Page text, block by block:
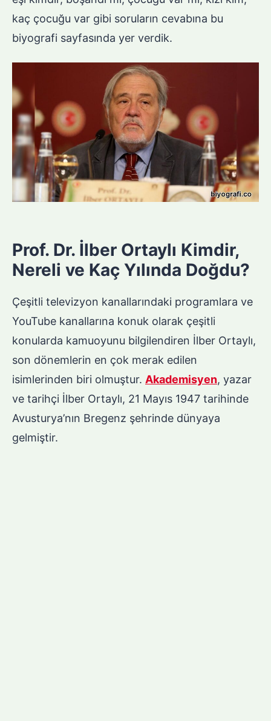
kaç çocuğu var gibi soruların cevabına bu
biyografi sayfasında yer verdik.
Prof. Dr. İlber Ortaylı Kimdir,
Nereli ve Kaç Yılında Doğdu?
Çeşitli televizyon kanallarındaki programlara ve
YouTube kanallarına konuk olarak çeşitli
konularda kamuoyunu bilgilendiren İlber Ortaylı,
son dönemlerin en çok merak edilen
isimlerinden biri olmuştur. Akademisyen, yazar
ve tarihçi İlber Ortaylı, 21 Mayıs 1947 tarihinde
Avusturya’nın Bregenz şehrinde dünyaya
gelmiştir.